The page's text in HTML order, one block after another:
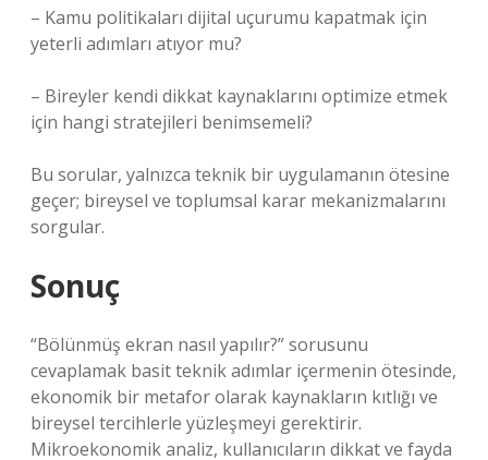
– Kamu politikaları dijital uçurumu kapatmak için
yeterli adımları atıyor mu?
– Bireyler kendi dikkat kaynaklarını optimize etmek
için hangi stratejileri benimsemeli?
Bu sorular, yalnızca teknik bir uygulamanın ötesine
geçer; bireysel ve toplumsal karar mekanizmalarını
sorgular.
Sonuç
“Bölünmüş ekran nasıl yapılır?” sorusunu
cevaplamak basit teknik adımlar içermenin ötesinde,
ekonomik bir metafor olarak kaynakların kıtlığı ve
bireysel tercihlerle yüzleşmeyi gerektirir.
Mikroekonomik analiz, kullanıcıların dikkat ve fayda